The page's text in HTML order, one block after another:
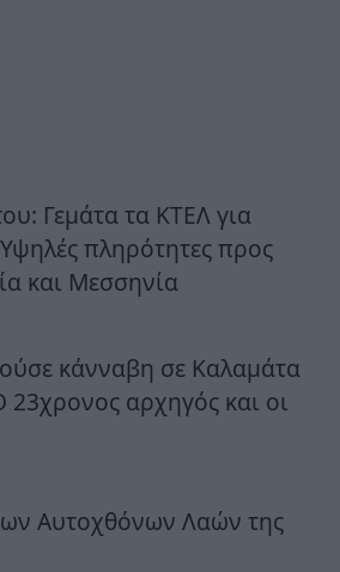
Γεμάτα τα ΚΤΕΛ για
πληρότητες προς
και Μεσσηνία
κάνναβη σε Καλαμάτα
αρχηγός και οι
Αυτοχθόνων Λαών της